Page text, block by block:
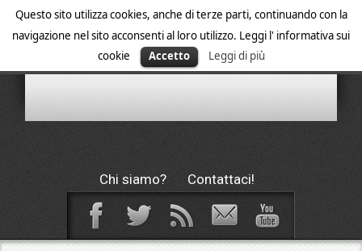
Questo sito utilizza cookies, anche di terze parti, continuando con la
navigazione nel sito acconsenti al loro utilizzo. Leggi l' informativa sui
cookie
Accetto Leggi di più
Chi siamo? Contattaci!